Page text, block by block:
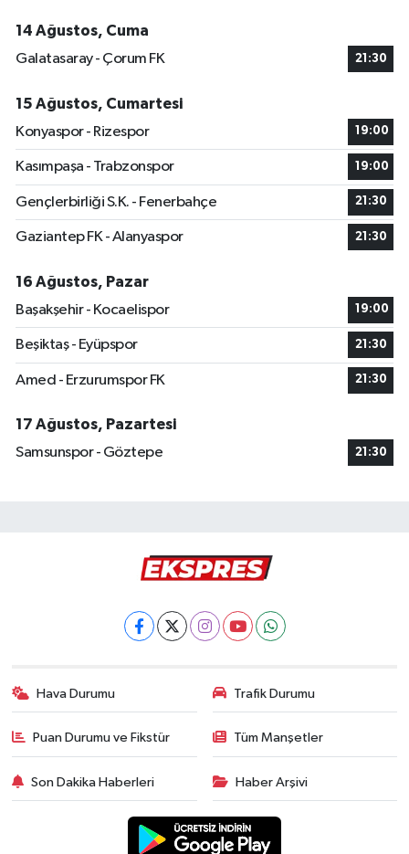
14 Ağustos, Cuma
Galatasaray - Çorum FK
21:30
15 Ağustos, Cumartesi
Konyaspor - Rizespor
19:00
Kasımpaşa - Trabzonspor 19:00
Gençlerbirliği S.K. - Fenerbahçe 21:30
Gaziantep FK - Alanyaspor 21:30
16 Ağustos, Pazar
Başakşehir - Kocaelispor
19:00
Beşiktaş - Eyüpspor 21:30
Amed - Erzurumspor FK 21:30
17 Ağustos, Pazartesi
Samsunspor - Göztepe
21:30
Hava Durumu Trafik Durumu
Puan Durumu ve Fikstür Tüm Manşetler
Son Dakika Haberleri Haber Arşivi